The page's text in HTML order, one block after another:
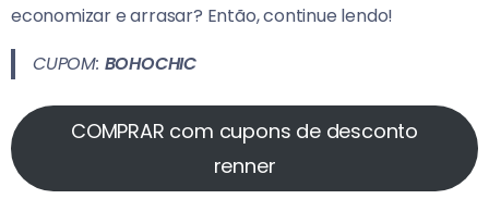
economizar e arrasar? Então, continue lendo!
CUPOM: BOHOCHIC
COMPRAR com cupons de desconto
renner